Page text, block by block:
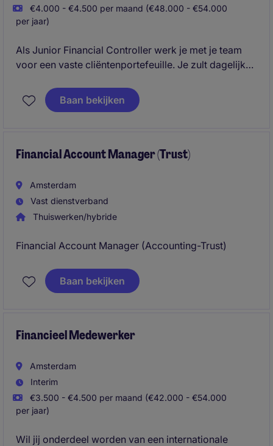
€4.000 - €4.500 per maand (€48.000 - €54.000
per jaar)
Als Junior Financial Controller werk je met je team
voor een vaste cliëntenportefeuille. Je zult dagelijks
gerelateerde zaken voor deze portefeuille
afhandelen.
Baan bekijken
Financial Account Manager (Trust)
Amsterdam
Vast dienstverband
Thuiswerken/hybride
Financial Account Manager (Accounting-Trust)
Baan bekijken
Financieel Medewerker
Amsterdam
Interim
€3.500 - €4.500 per maand (€42.000 - €54.000
per jaar)
Wil jij onderdeel worden van een internationale